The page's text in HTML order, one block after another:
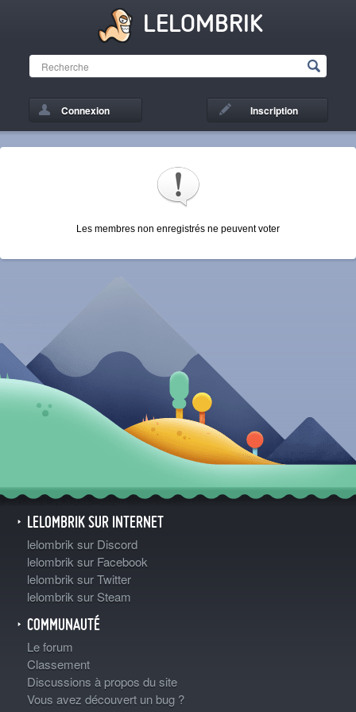
LELOMBRIK
Connexion Inscription
Les membres non enregistrés ne peuvent voter
LELOMBRIK SUR INTERNET
lelombrik sur Discord
lelombrik sur Facebook
lelombrik sur Twitter
lelombrik sur Steam
COMMUNAUTÉ
Le forum
Classement
Discussions à propos du site
Vous avez découvert un bug ?